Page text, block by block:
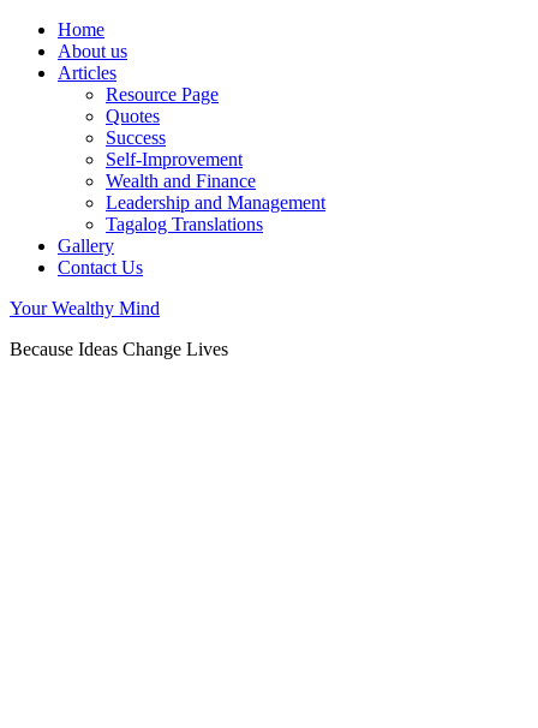
Home
About us
Articles
Resource Page
Quotes
Success
Self-Improvement
Wealth and Finance
Leadership and Management
Tagalog Translations
Gallery
Contact Us
Your Wealthy Mind
Because Ideas Change Lives